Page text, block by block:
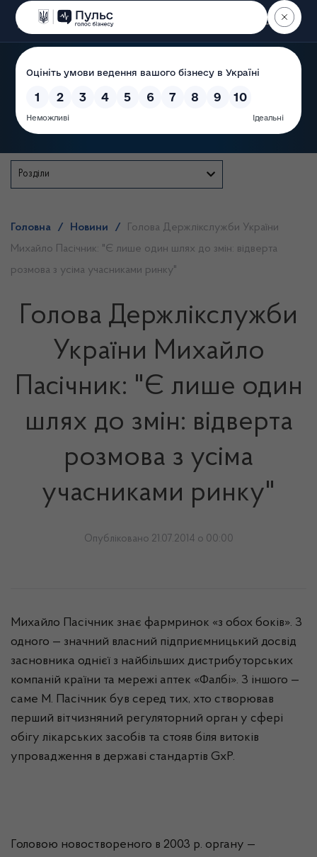
Пошук
Розділи
Головна / Новини /
Голова Держлікслужби України
Михайло Пасічник: "Є лише один шлях до змін: відверта
розмова з усіма учасниками ринку"
Голова Держлікслужби
України Михайло
Пасічник: "Є лише один
шлях до змін: відверта
розмова з усіма
учасниками ринку"
Опубліковано 21.07.2014 о 00:00
Михайло Пасічник знає фармринок «з обох боків». З
одного — значний власний підприємницький досвід
засновника однієї з найбільших дистрибуторських
компаній країни та мережі аптек «Фалбі». З іншого —
саме М. Пасічник був серед тих, хто створював
перший вітчизняний регуляторний орган у сфері
обігу лікарських засобів та стояв біля витоків
упровадження в державі стандартів GxP.
Головою новоствореного в 2003 р. органу —